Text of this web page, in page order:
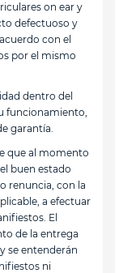
on ear y
defectuoso y
con el
por el mismo
dentro del
funcionamiento,
garantía.
que al momento
buen estado
renuncia, con la
a efectuar
El
de la entrega
se entenderán
ni